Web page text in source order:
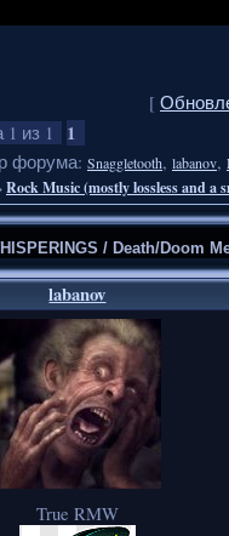
[
1 из 1 1
форума: Snaggletooth, labanov,
Rock Music (mostly lossless and a
/ Death/Doom
labanov
True RMW